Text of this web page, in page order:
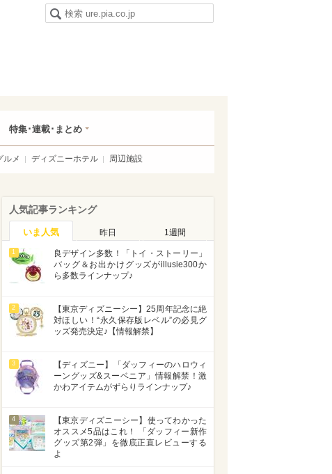
特集･連載･まとめ
ルメ ディズニーホテル 周辺施設
人気記事ランキング
いま人気 昨日 1週間
1
良デザイン多数！「トイ・ストーリー」
バッグ＆お出かけグッズがillusie300か
ら多数ラインナップ♪
2
【東京ディズニーシー】25周年記念に絶
対ほしい！“永久保存版レベル”の必見グ
ッズ発売決定♪【情報解禁】
3
【ディズニー】「ダッフィーのハロウィ
ーングッズ&スーベニア」情報解禁！激
かわアイテムがずらりラインナップ♪
4
【東京ディズニーシー】使ってわかった
オススメ5品はこれ！ 「ダッフィー新作
グッズ第2弾」を徹底正直レビューする
よ